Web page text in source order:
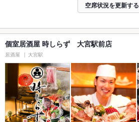
空席状況を更新する
個室居酒屋 時しらず 大宮駅前店
居酒屋 大宮駅